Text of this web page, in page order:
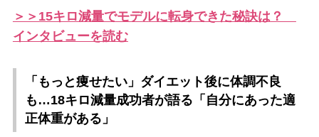
＞＞15キロ減量でモデルに転身できた秘訣は？
インタビューを読む
「もっと痩せたい」ダイエット後に体調不良
も…18キロ減量成功者が語る「自分にあった適
正体重がある」